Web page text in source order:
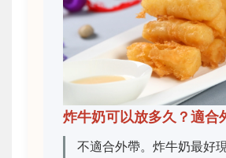
炸牛奶可以放多久？適合
不適合外帶。炸牛奶最好